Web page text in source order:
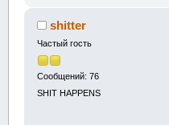
shitter
Частый гость
Сообщений: 76
SHIT HAPPENS